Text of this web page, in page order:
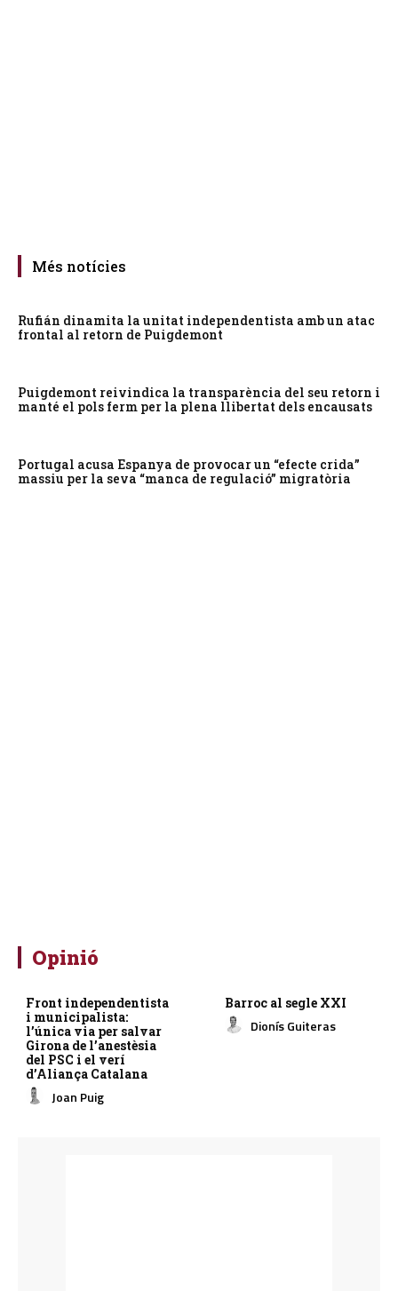
Més notícies
Rufián dinamita la unitat independentista amb un atac
frontal al retorn de Puigdemont
Puigdemont reivindica la transparència del seu retorn i
manté el pols ferm per la plena llibertat dels encausats
Portugal acusa Espanya de provocar un “efecte crida”
massiu per la seva “manca de regulació” migratòria
Opinió
Front independentista
i municipalista:
l’única via per salvar
Girona de l’anestèsia
del PSC i el verí
d’Aliança Catalana
Joan Puig
Barroc al segle XXI
Dionís Guiteras